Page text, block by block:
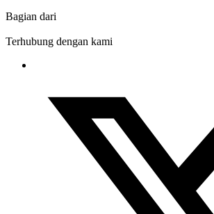
Bagian dari
Terhubung dengan kami